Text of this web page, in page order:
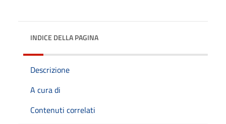
INDICE DELLA PAGINA
Descrizione
A cura di
Contenuti correlati